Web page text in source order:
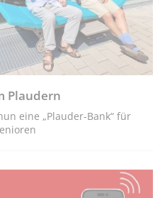
Plaudern
eine „Plauder-Bank“ für